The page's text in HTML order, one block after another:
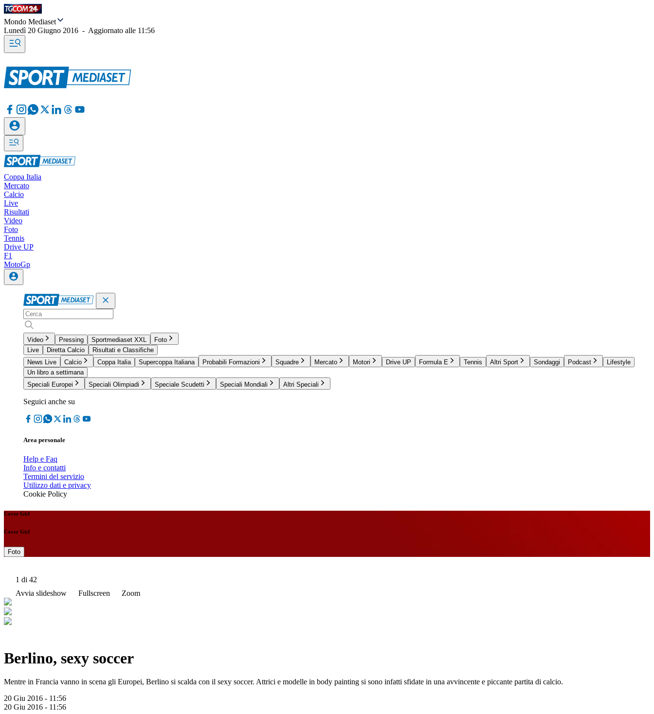
Mondo Mediaset
Lunedì 20 Giugno 2016 - Aggiornato alle 11:56
Coppa Italia
Mercato
Calcio
Live
Risultati
Video
Foto
Tennis
Drive UP
F1
MotoGp
Video Pressing Sportmediaset XXL
Foto
Live
Diretta Calcio
Risultati e Classifiche
News Live
Calcio Coppa Italia Supercoppa Italiana Probabili Formazioni Squadre Mercato Motori Drive UP Formula E Tennis Altri Sport Sondaggi Podcast
Lifestyle
Un libro a settimana
Speciali Europei
Speciali Olimpiadi Speciale Scudetti Speciali Mondiali Altri Speciali
Seguici anche su
Area personale
Help e Faq
Info e contatti
Termini del servizio
Utilizzo dati e privacy
Cookie Policy
Cover Girl
Cover Girl
Foto
1 di 42
Avvia slideshow
Fullscreen Zoom
Berlino, sexy soccer
Mentre in Francia vanno in scena gli Europei, Berlino si scalda con il sexy soccer. Attrici e modelle in body painting si sono infatti sfidate in una avvincente e piccante partita di calcio.
20 Giu 2016 - 11:56
20 Giu 2016 - 11:56